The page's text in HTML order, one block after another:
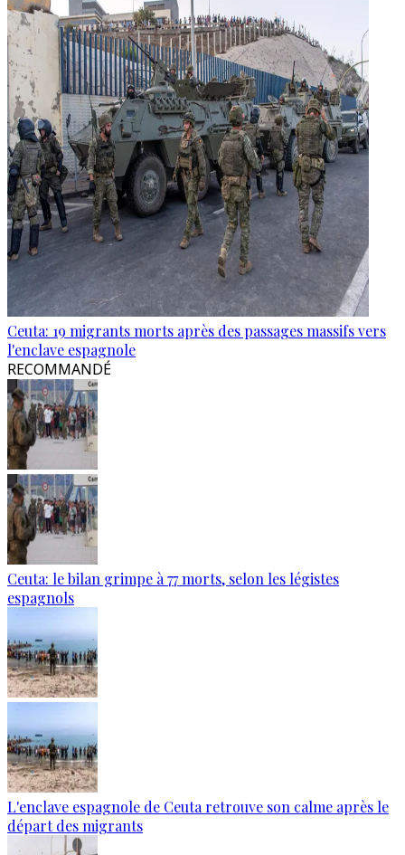
Ceuta: 19 migrants morts après des passages massifs vers
l'enclave espagnole
RECOMMANDÉ
Ceuta: le bilan grimpe à 77 morts, selon les légistes
espagnols
L'enclave espagnole de Ceuta retrouve son calme après le
départ des migrants